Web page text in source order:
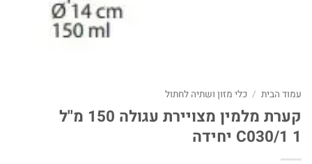
עמוד הבית / כלי מזון ושתיה לחתול
קערת מלמין מצויירת עגולה 150 מ''ל
C030/1 1 יחידה